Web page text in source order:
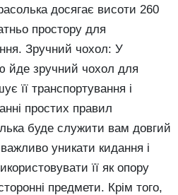
досягає висоти 260
простору для
Зручний чохол: У
йде зручний чохол для
її транспортування і
простих правил
буде служити вам довгий
уникати кидання і
її як опору
предмети. Крім того,